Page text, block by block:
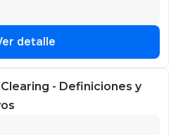
detalle
- Definiciones y